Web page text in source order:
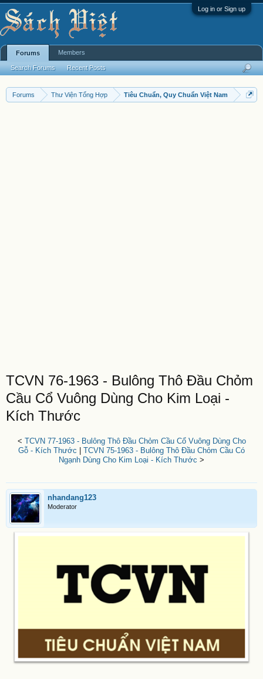
Log in or Sign up
Forums Thư Viện Tổng Hợp Tiêu Chuẩn, Quy Chuẩn Việt Nam
TCVN 76-1963 - Bulông Thô Đầu Chỏm
Cầu Cổ Vuông Dùng Cho Kim Loại -
Kích Thước
< TCVN 77-1963 - Bulông Thô Đầu Chỏm Cầu Cổ Vuông Dùng Cho
Gỗ - Kích Thước
TCVN 75-1963 - Bulông Thô Đầu Chỏm Cầu Có
Ngạnh Dùng Cho Kim Loại - Kích Thước >
nhandang123
Moderator
Forums
Search Forums Recent Posts
Members